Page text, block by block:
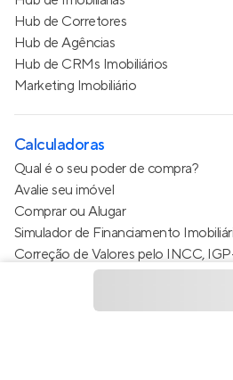
Hub de Corretores
Hub de Agências
Hub de CRMs Imobiliários
Marketing Imobiliário
Calculadoras
Qual é o seu poder de compra?
Avalie seu imóvel
Comprar ou Alugar
Simulador de Financiamento
Correção de Valores pelo INCC,
Estimativa de valor do condomínio